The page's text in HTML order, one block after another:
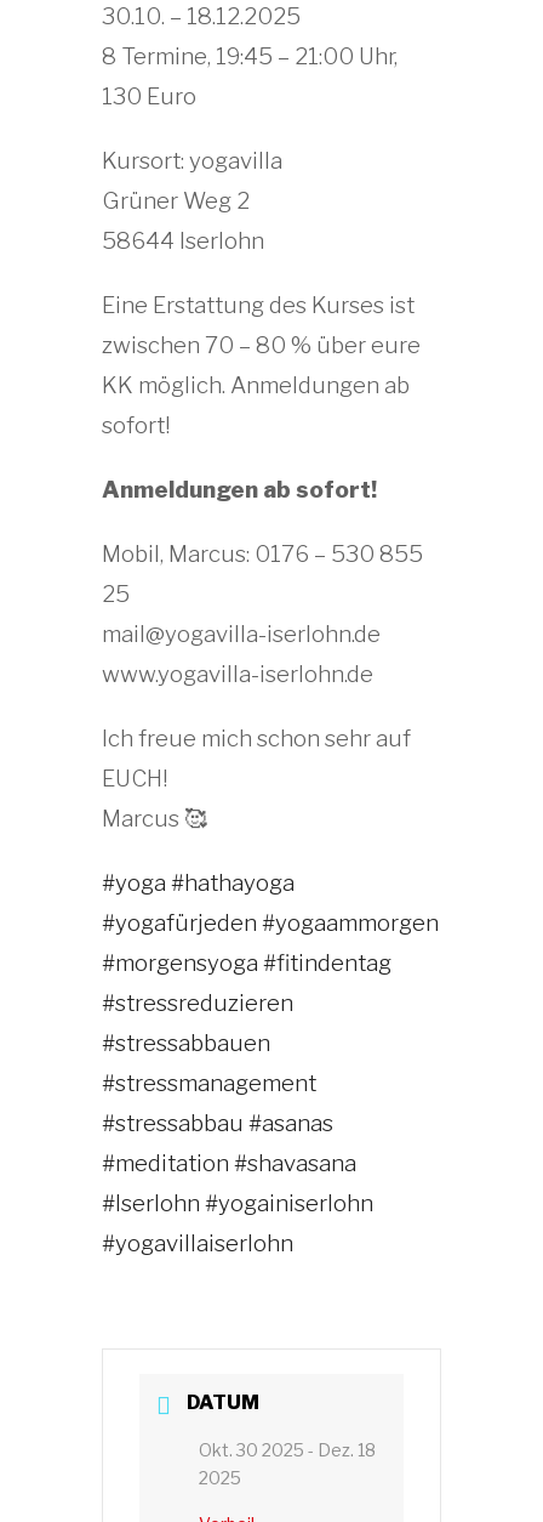
30.10. – 18.12.2025
8 Termine, 19:45 – 21:00 Uhr,
130 Euro
Kursort: yogavilla
Grüner Weg 2
58644 Iserlohn
Eine Erstattung des Kurses ist
zwischen 70 – 80 % über eure
KK möglich. Anmeldungen ab
sofort!
Anmeldungen ab sofort!
Mobil, Marcus: 0176 – 530 855
25
mail@yogavilla-iserlohn.de
www.yogavilla-iserlohn.de
Ich freue mich schon sehr auf
EUCH!
Marcus 🥰
#yoga #hathayoga
#yogafürjeden #yogaammorgen
#morgensyoga #fitindentag
#stressreduzieren
#stressabbauen
#stressmanagement
#stressabbau #asanas
#meditation #shavasana
#Iserlohn #yogainiserlohn
#yogavillaiserlohn
DATUM
Okt. 30 2025 - Dez. 18
2025